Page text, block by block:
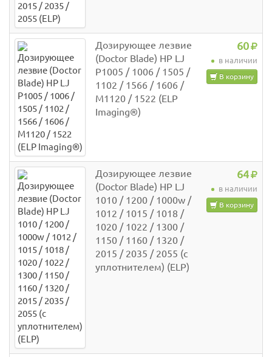
Дозирующее лезвие
(Doctor Blade) HP LJ
P1005 / 1006 / 1505 /
1102 / 1566 / 1606 /
M1120 / 1522 (ELP
Imaging®)
60
в наличии
В корзину
Дозирующее лезвие
(Doctor Blade) HP LJ
1010 / 1200 / 1000w /
1012 / 1015 / 1018 /
1020 / 1022 / 1300 /
1150 / 1160 / 1320 /
2015 / 2035 / 2055 (с
уплотнителем) (ELP)
64
в наличии
В корзину